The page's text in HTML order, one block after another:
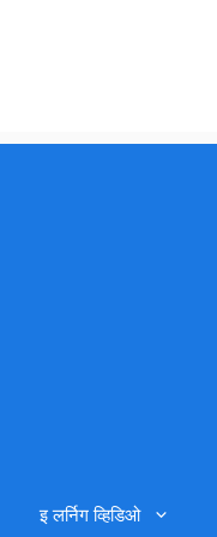
इ लर्निग व्हिडिओ